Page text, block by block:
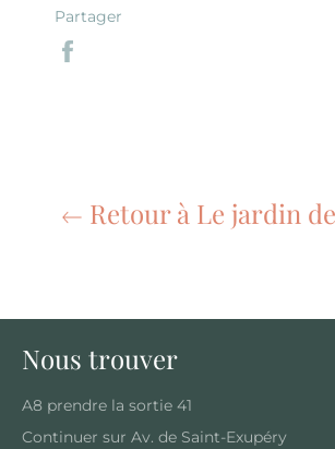
Partager
Retour à Le jardin
Nous trouver
A8 prendre la sortie 41
Continuer sur Av. de Saint-Exupéry